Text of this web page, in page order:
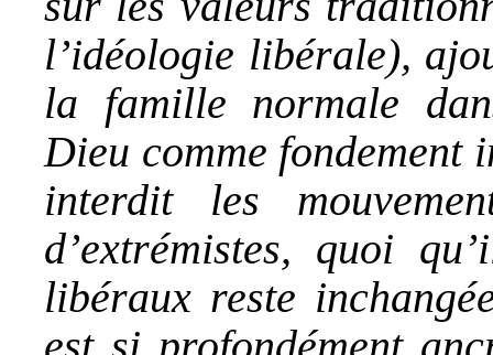
l’idéologie libérale),
la famille normale
Dieu comme fondement
interdit les
d’extrémistes, quoi
libéraux reste